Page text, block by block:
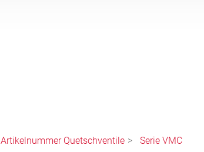
Artikelnummer Quetschventile Serie VMC